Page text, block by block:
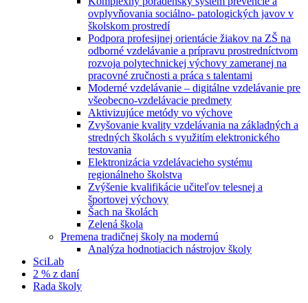
ovplyvňovania sociálno- patologických javov v
školskom prostredí
Podpora profesijnej orientácie žiakov na ZŠ na
odborné vzdelávanie a prípravu prostredníctvom
rozvoja polytechnickej výchovy zameranej na
pracovné zručnosti a práca s talentami
Moderné vzdelávanie – digitálne vzdelávanie pre
všeobecno-vzdelávacie predmety
Aktivizujúce metódy vo výchove
Zvyšovanie kvality vzdelávania na základných a
stredných školách s využitím elektronického
testovania
Elektronizácia vzdelávacieho systému
regionálneho školstva
Zvýšenie kvalifikácie učiteľov telesnej a
športovej výchovy
Šach na školách
Zelená škola
Premena tradičnej školy na modernú
Analýza hodnotiacich nástrojov školy
SciLab
2 % z daní
Rada školy